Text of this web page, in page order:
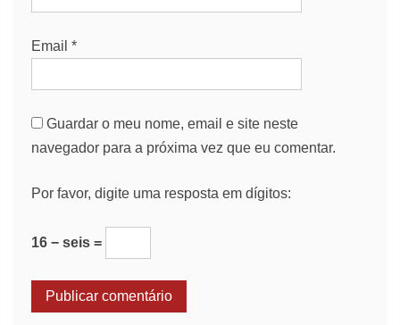
Email *
Guardar o meu nome, email e site neste
navegador para a próxima vez que eu comentar.
Por favor, digite uma resposta em dígitos:
16 − seis =